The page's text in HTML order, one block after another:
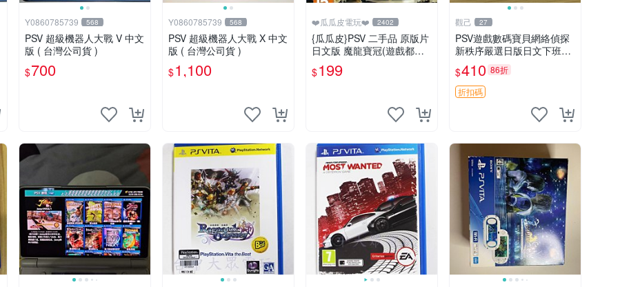
Y0860785739 568
PSV 超級機器人大戰 V 中文
版 ( 台灣公司貨 )
$700
Y0860785739 568
PSV 超級機器人大戰 X 中文
版 ( 台灣公司貨 )
$1,100
❤️瓜瓜皮電玩❤️ 2402
{瓜瓜皮}PSV 二手品 原版片
日文版 魔龍寶冠(遊戲都有
回收)
$199
觀己 27
PSV遊戲數碼寶貝網絡偵探
新秩序嚴選日版日文下班後
發貨 網絡偵探 日版 美品
$410 86折
折扣碼